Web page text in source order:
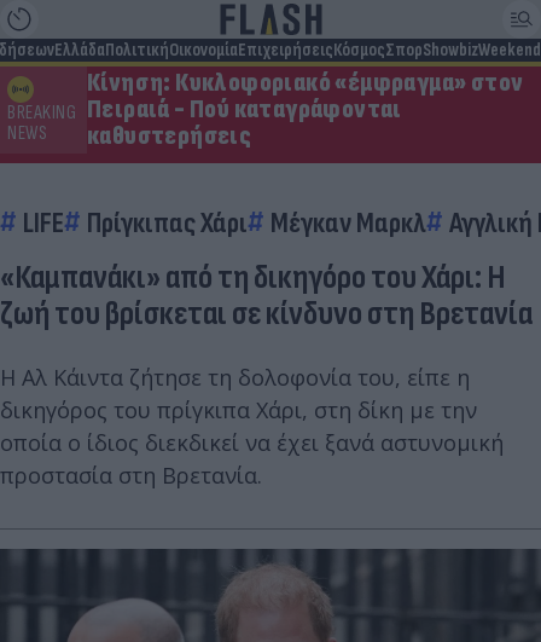
ΕλλάδαΠολιτικήΟικονομίαΕπιχειρήσειςΚόσμοςΣπορShowbizWeekend
BREAKING
NEWS
Κίνηση: Κυκλοφοριακό «έμφραγμα» στον
Πειραιά - Πού καταγράφονται
καθυστερήσεις
LIFE Πρίγκιπας Χάρι Μέγκαν Μαρκλ Αγγλική
«Καμπανάκι» από τη δικηγόρο του Χάρι: Η
ζωή του βρίσκεται σε κίνδυνο στη Βρετανία
Η Αλ Κάιντα ζήτησε τη δολοφονία του, είπε η
δικηγόρος του πρίγκιπα Χάρι, στη δίκη με την
οποία ο ίδιος διεκδικεί να έχει ξανά αστυνομική
προστασία στη Βρετανία.